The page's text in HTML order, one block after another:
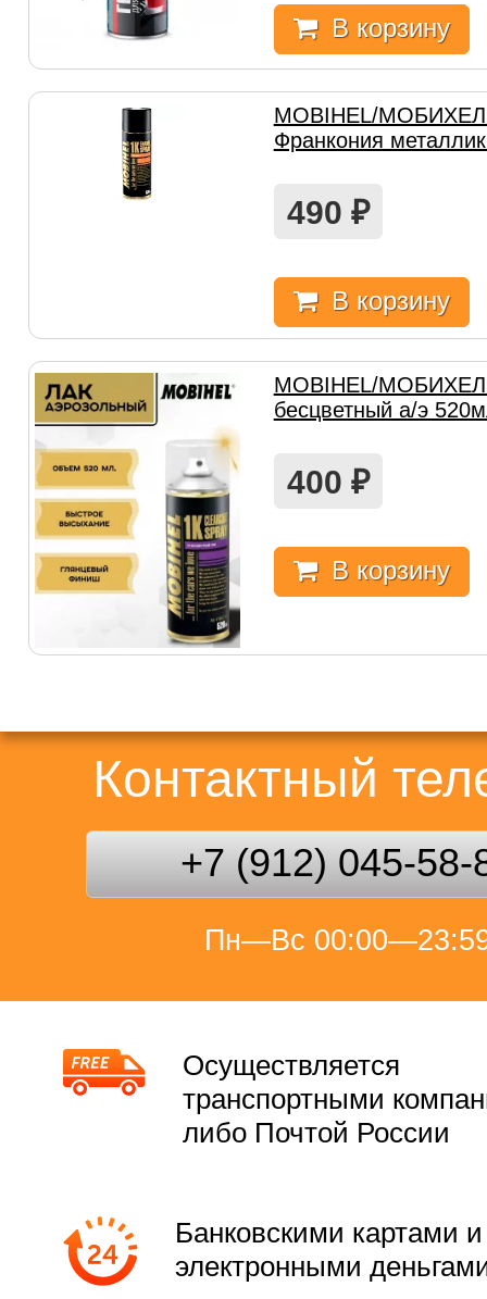
В корзину
MOBIHEL/
Франкония
490 ₽
В корзину
MOBIHEL/МОБИХЕЛ
бесцветный а/э
400 ₽
В корзину
Контактный
+7 (912) 045-58-
Пн—Вс
Осуществляется
транспортными
либо Почтой России
Банковскими картами и
электронными